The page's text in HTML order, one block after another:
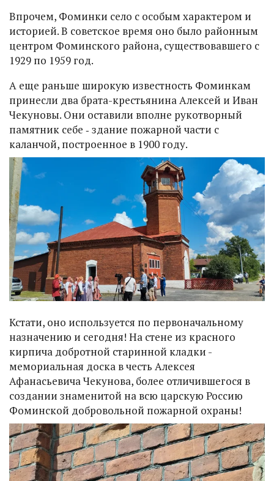
Впрочем, Фоминки село с особым характером и
историей. В советское время оно было районным
центром Фоминского района, существовавшего с
1929 по 1959 год.
А еще раньше широкую известность Фоминкам
принесли два брата-крестьянина Алексей и Иван
Чекуновы. Они оставили вполне рукотворный
памятник себе ‑ здание пожарной части с
каланчой, построенное в 1900 году.
Кстати, оно используется по первоначальному
назначению и сегодня! На стене из красного
кирпича добротной старинной кладки -
мемориальная доска в честь Алексея
Афанасьевича Чекунова, более отличившегося в
создании знаменитой на всю царскую Россию
Фоминской добровольной пожарной охраны!